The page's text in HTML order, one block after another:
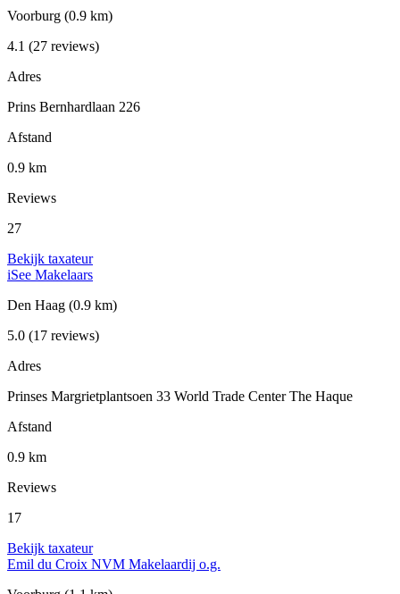
Voorburg (0.9 km)
4.1 (27 reviews)
Adres
Prins Bernhardlaan 226
Afstand
0.9 km
Reviews
27
Bekijk taxateur
iSee Makelaars
Den Haag (0.9 km)
5.0 (17 reviews)
Adres
Prinses Margrietplantsoen 33 World Trade Center The Haque
Afstand
0.9 km
Reviews
17
Bekijk taxateur
Emil du Croix NVM Makelaardij o.g.